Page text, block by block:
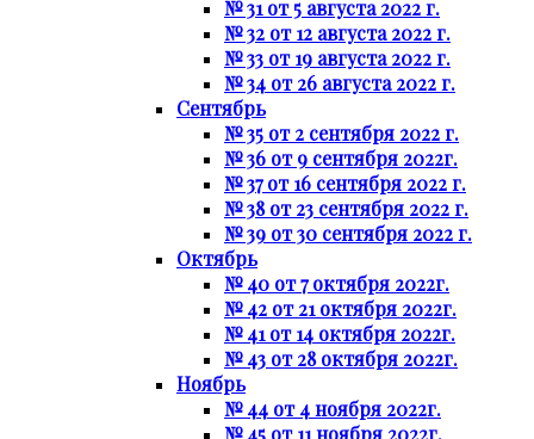
№ 31 от 5 августа 2022 г.
№ 32 от 12 августа 2022 г.
№ 33 от 19 августа 2022 г.
№ 34 от 26 августа 2022 г.
Сентябрь
№ 35 от 2 сентября 2022 г.
№ 36 от 9 сентября 2022г.
№ 37 от 16 сентября 2022 г.
№ 38 от 23 сентября 2022 г.
№ 39 от 30 сентября 2022 г.
Октябрь
№ 40 от 7 октября 2022г.
№ 42 от 21 октября 2022г.
№ 41 от 14 октября 2022г.
№ 43 от 28 октября 2022г.
Ноябрь
№ 44 от 4 ноября 2022г.
№ 45 от 11 ноября 2022г.